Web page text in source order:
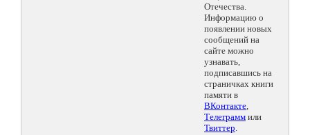
Отечества.
Информацию о
появлении новых
сообщений на
сайте можно
узнавать,
подписавшись на
страничках книги
памяти в
ВКонтакте,
Телеграмм или
Твиттер.